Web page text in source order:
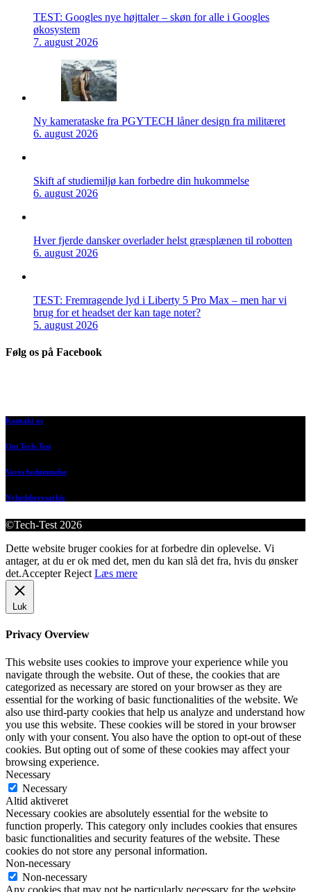
TEST: Googles nye højttaler – skøn for alle i Googles
økosystem
7. august 2026
Ny kamerataske fra PGYTECH låner design fra militæret
6. august 2026
Skift af studiemiljø kan forbedre din hukommelse
6. august 2026
Hver fjerde dansker overlader helst græsplænen til robotten
6. august 2026
TEST: Fremragende lyd i Liberty 5 Pro Max – men har vi
brug for et headset der kan tage noter?
5. august 2026
Følg os på Facebook
Kontakt os
Om Tech-Test
Vores bedømmelse
Nyhedsbrevsarkiv
©Tech-Test 2026
Dette website bruger cookies for at forbedre din oplevelse. Vi
antager, at du er ok med det, men du kan slå det fra, hvis du ønsker
det.Accepter Reject Læs mere
Luk
Privacy Overview
This website uses cookies to improve your experience while you
navigate through the website. Out of these, the cookies that are
categorized as necessary are stored on your browser as they are
essential for the working of basic functionalities of the website. We
also use third-party cookies that help us analyze and understand how
you use this website. These cookies will be stored in your browser
only with your consent. You also have the option to opt-out of these
cookies. But opting out of some of these cookies may affect your
browsing experience.
Necessary
Necessary
Altid aktiveret
Necessary cookies are absolutely essential for the website to
function properly. This category only includes cookies that ensures
basic functionalities and security features of the website. These
cookies do not store any personal information.
Non-necessary
Non-necessary
Any cookies that may not be particularly necessary for the website